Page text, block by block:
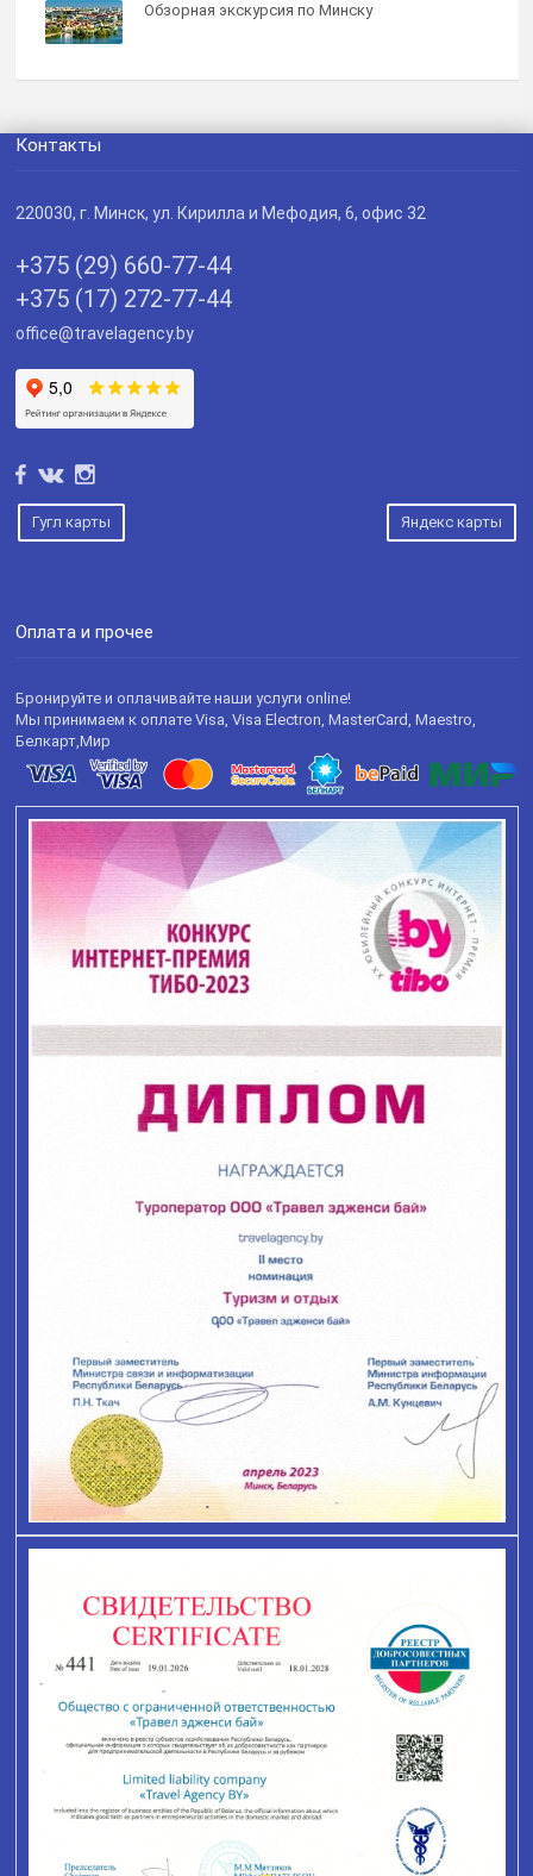
Обзорная экскурсия по Минску
Контакты
220030, г. Минск, ул. Кирилла и Мефодия, 6, офис 32
+375 (29) 660-77-44
+375 (17) 272-77-44
office@travelagency.by
Гугл карты Яндекс карты
Оплата и прочее
Бронируйте и оплачивайте наши услуги online!
Мы принимаем к оплате Visa, Visa Electron, MasterCard, Maestro,
Белкарт,Мир